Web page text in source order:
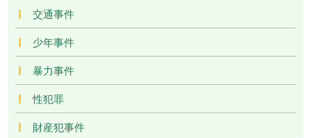
交通事件
少年事件
暴力事件
性犯罪
財産犯事件